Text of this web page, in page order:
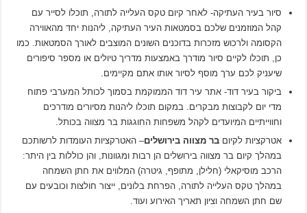
סיור בעיר העתיקה- לאחר קיום טקס העלייה לתורה, תוכלו לסייר עם
קהל המוזמנים שלכם בסמטאות העיר העתיקה, ליהנות יחד מהאווירה
הקסומה ולרכוש מזכרות בדוכנים השונים המוצבים לאורך הסמטאות. כמו
כן, תוכלו לקיים סיור מודרך באמצעות מדריך טיולים או מספר סיפורים
שיעניק לכם ערך מוסף לסיור אותו אתם מקיימים.
ביקור בעיר דוד- אתר עיר דוד הממוקמת בסמוך לכותל המערבי פתוח
מדי יום לקבוצות מבקרים. במקום תוכלו ליהנות מסיורים מודרכים
וחווייתיים המיועדים לקהל משפחות החוגגות בר מצווה בכותל.
אטרקציות לקיוםבר מצווה בירושלים– האטרקציות העומדות לרשותכם
במהלך קיום בר מצווה בירושלים הן רבות ומגוונות, והן כוללות בין היתר:
הרכב מוסיקאלי (חלילן, מתופף, גיטרה) המלווים את חתן השמחה
במהלך טקס העלייה לתורה, הפרחת בלונים, ייצור חולצות וכובעים עם
שם חתן השמחה וציון תאריך האירוע ועוד.